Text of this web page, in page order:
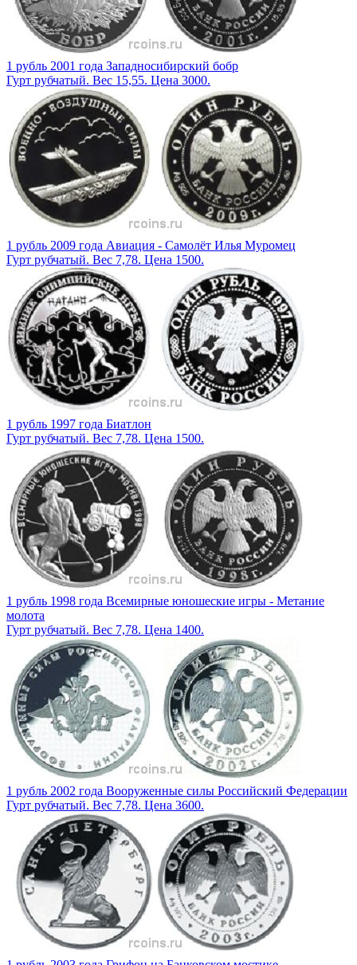
1 рубль 2001 года Западносибирский бобр
Гурт рубчатый. Вес 15,55. Цена 3000.
1 рубль 2009 года Авиация - Самолёт Илья Муромец
Гурт рубчатый. Вес 7,78. Цена 1500.
1 рубль 1997 года Биатлон
Гурт рубчатый. Вес 7,78. Цена 1500.
1 рубль 1998 года Всемирные юношеские игры - Метание
молота
Гурт рубчатый. Вес 7,78. Цена 1400.
1 рубль 2002 года Вооруженные силы Российский Федерации
Гурт рубчатый. Вес 7,78. Цена 3600.